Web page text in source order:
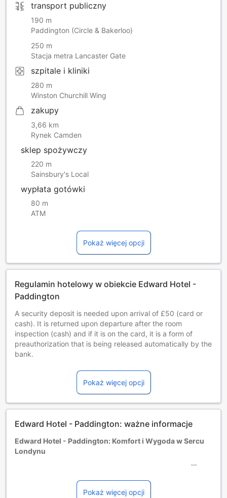
transport publiczny
190 m
Paddington (Circle & Bakerloo)
250 m
Stacja metra Lancaster Gate
szpitale i kliniki
280 m
Winston Churchill Wing
zakupy
3,66 km
Rynek Camden
sklep spożywczy
220 m
Sainsbury's Local
wypłata gotówki
80 m
ATM
Pokaż więcej opcji
Regulamin hotelowy w obiekcie Edward Hotel -
Paddington
A security deposit is needed upon arrival of £50 (card or
cash). It is returned upon departure after the room
inspection (cash) and if it is on the card, it is a form of
preauthorization that is being released automatically by the
bank.
check-in to cover any charges or damages incurred during
Dostępność dodatkowych łóżek jest uzależniona od
wybranego pokoju, prosimy o zapoznanie się ze
Przy rezerwacji ponad 5 pokojów mogą mieć zastosowanie
Minimalny wiek gości: 18 rok/lat(a).
Pokaż więcej opcji
Edward Hotel - Paddington: ważne informacje
Edward Hotel - Paddington: Komfort i Wygoda w Sercu
Londynu
Edward Hotel - Paddington to urokliwy, trzygwiazdkowy
hotel położony w sercu Londynu, który łączy w sobie
Pokaż więcej opcji